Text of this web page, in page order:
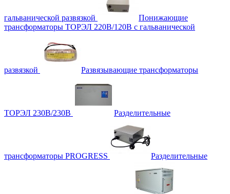
гальванической развязкой
Понижающие
трансформаторы ТОРЭЛ 220В/120В с гальванической
развязкой Развязывающие трансформаторы
ТОРЭЛ 230В/230В Разделительные
трансформаторы PROGRESS Разделительные